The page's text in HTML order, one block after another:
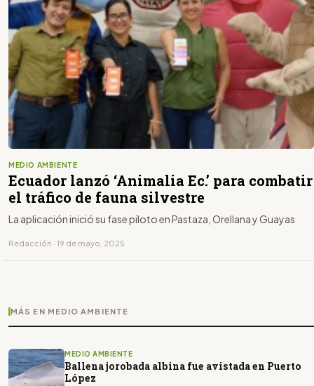
MEDIO AMBIENTE
Ecuador lanzó ‘Animalia Ec.’ para combatir
el tráfico de fauna silvestre
La aplicación inició su fase piloto en Pastaza, Orellana y Guayas
Redacción · 19 de mayo, 2025
MÁS EN MEDIO AMBIENTE
MEDIO AMBIENTE
Ballena jorobada albina fue avistada en Puerto
López